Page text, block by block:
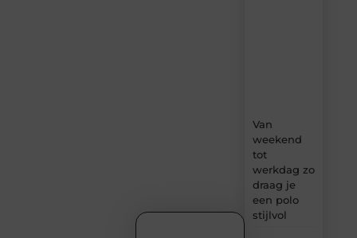
Van
weekend
tot
werkdag zo
draag je
een polo
stijlvol